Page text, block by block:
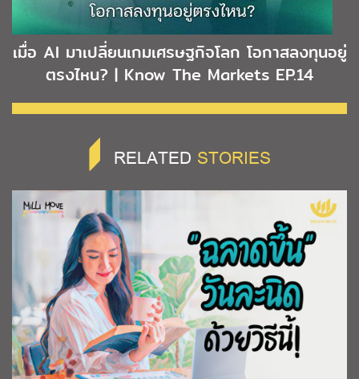
เมื่อ AI มาเปลี่ยนเกมเศรษฐกิจโลก โอกาสลงทุนอยู่
ตรงไหน? | Know The Markets EP.14
RELATED STORIES